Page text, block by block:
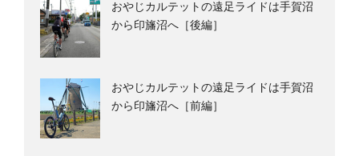
おやじカルテットの遠足ライドは手賀沼
から印旛沼へ［後編］
おやじカルテットの遠足ライドは手賀沼
から印旛沼へ［前編］